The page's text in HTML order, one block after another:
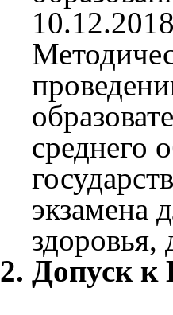
среднего
экзамена
здоровья,
2. Допуск